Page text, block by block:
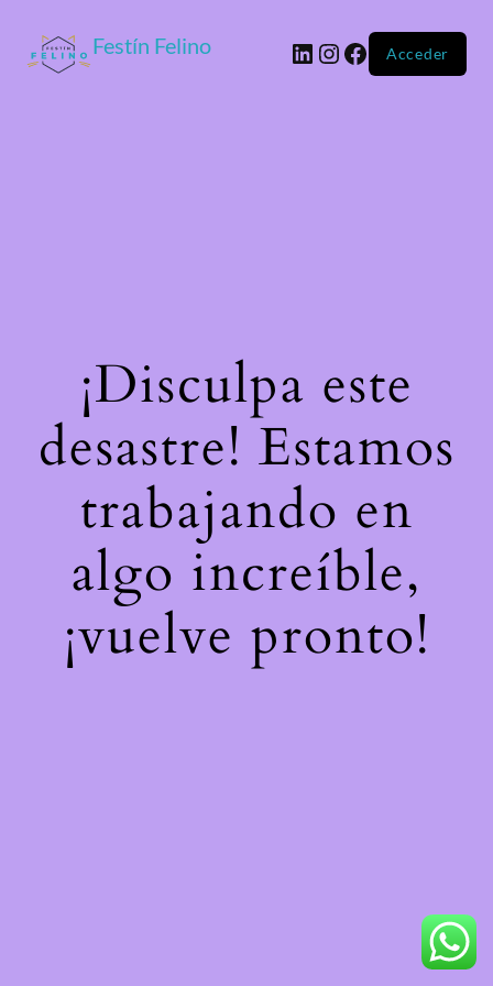
Festín Felino Acceder
¡Disculpa este
desastre! Estamos
trabajando en
algo increíble,
¡vuelve pronto!